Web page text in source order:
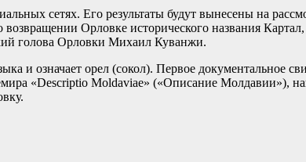
сетях. Его результаты будут вынесены на
Орловке исторического названия
голова Орловки Михаил Куванжи.
и означает орел (сокол). Первое документальное
«Descriptio Moldaviae» («Описание Молдавии»),